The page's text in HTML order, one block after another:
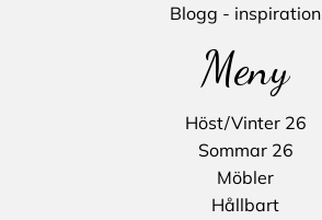
Blogg - inspiration
Meny
Höst/Vinter 26
Sommar 26
Möbler
Hållbart